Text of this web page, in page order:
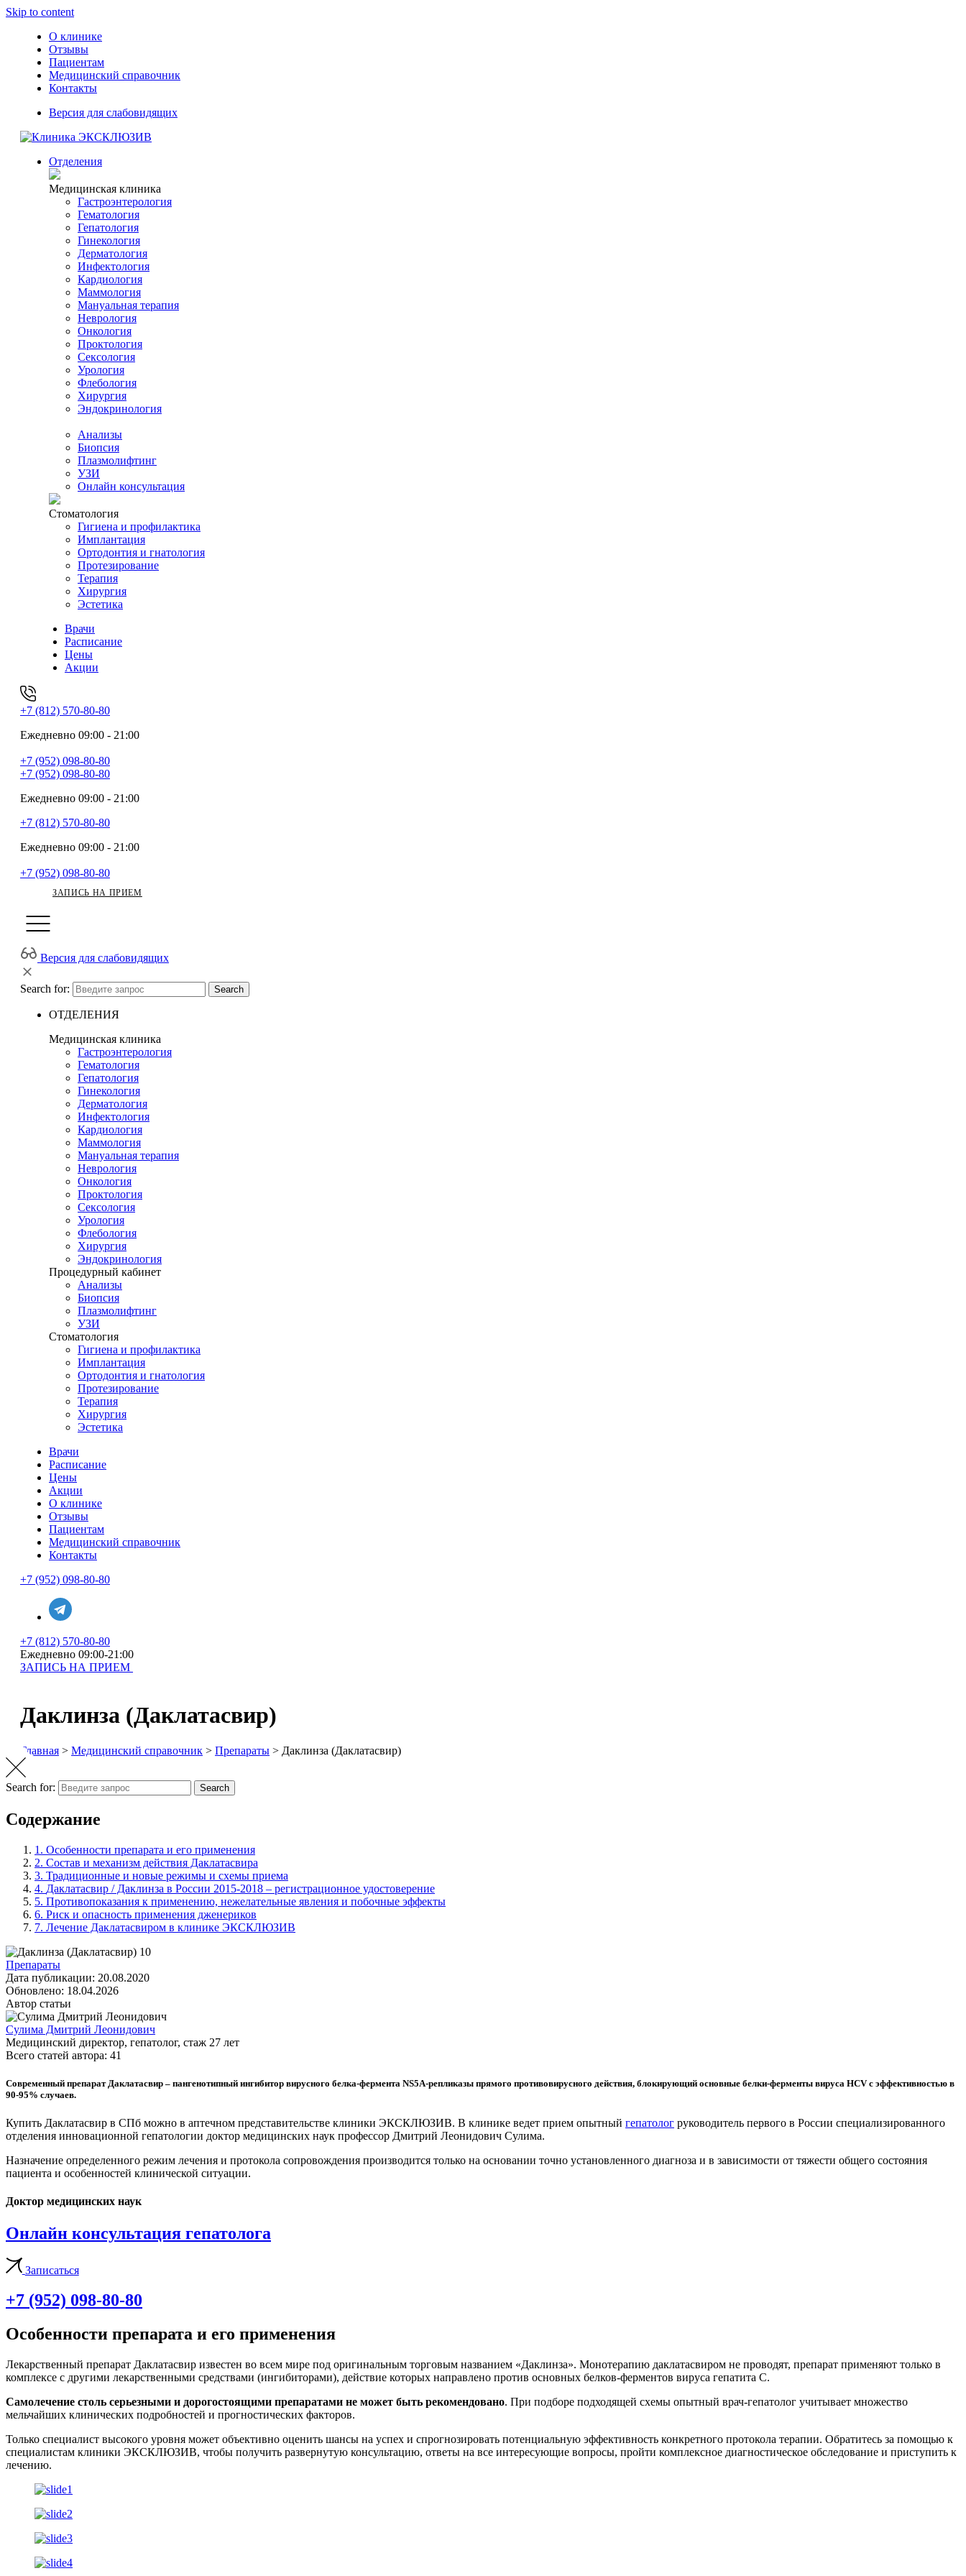
Skip to content
О клинике
Отзывы
Пациентам
Медицинский справочник
Контакты
Версия для слабовидящих
Отделения
Медицинская клиника
Гастроэнтерология
Гематология
Гепатология
Гинекология
Дерматология
Инфектология
Кардиология
Маммология
Мануальная терапия
Неврология
Онкология
Проктология
Сексология
Урология
Флебология
Хирургия
Эндокринология
Анализы
Биопсия
Плазмолифтинг
УЗИ
Онлайн консультация
Стоматология
Гигиена и профилактика
Имплантация
Ортодонтия и гнатология
Протезирование
Терапия
Хирургия
Эстетика
Врачи
Расписание
Цены
Акции
+7 (812) 570-80-80
Ежедневно 09:00 - 21:00
+7 (952) 098-80-80
+7 (952) 098-80-80
Ежедневно 09:00 - 21:00
+7 (812) 570-80-80
Ежедневно 09:00 - 21:00
+7 (952) 098-80-80
ЗАПИСЬ НА ПРИЕМ
Версия для слабовидящих
Search for: Search
ОТДЕЛЕНИЯ
Медицинская клиника
Гастроэнтерология
Гематология
Гепатология
Гинекология
Дерматология
Инфектология
Кардиология
Маммология
Мануальная терапия
Неврология
Онкология
Проктология
Сексология
Урология
Флебология
Хирургия
Эндокринология
Процедурный кабинет
Анализы
Биопсия
Плазмолифтинг
УЗИ
Стоматология
Гигиена и профилактика
Имплантация
Ортодонтия и гнатология
Протезирование
Терапия
Хирургия
Эстетика
Врачи
Расписание
Цены
Акции
О клинике
Отзывы
Пациентам
Медицинский справочник
Контакты
+7 (952) 098-80-80
+7 (812) 570-80-80
Ежедневно 09:00-21:00
ЗАПИСЬ НА ПРИЕМ
Даклинза (Даклатасвир)
Главная > Медицинский справочник > Препараты > Даклинза (Даклатасвир)
Search for: Search
Содержание
1. Особенности препарата и его применения
2. Состав и механизм действия Даклатасвира
3. Традиционные и новые режимы и схемы приема
4. Даклатасвир / Даклинза в России 2015-2018 – регистрационное удостоверение
5. Противопоказания к применению, нежелательные явления и побочные эффекты
6. Риск и опасность применения дженериков
7. Лечение Даклатасвиром в клинике ЭКСКЛЮЗИВ
Препараты
Дата публикации: 20.08.2020
Обновлено: 18.04.2026
Автор статьи
Сулима Дмитрий Леонидович
Медицинский директор, гепатолог, стаж 27 лет
Всего статей автора: 41
Современный препарат Даклатасвир – пангенотипный ингибитор вирусного белка-фермента NS5A-репликазы прямого противовирусного действия, блокирующий основные белки-ферменты вируса HCV с эффективностью в
90-95% случаев.
Купить Даклатасвир в СПб можно в аптечном представительстве клиники ЭКСКЛЮЗИВ. В клинике ведет прием опытный гепатолог руководитель первого в России специализированного
отделения инновационной гепатологии доктор медицинских наук профессор Дмитрий Леонидович Сулима.
Назначение определенного режим лечения и протокола сопровождения производится только на основании точно установленного диагноза и в зависимости от тяжести общего состояния
пациента и особенностей клинической ситуации.
Доктор медицинских наук
Онлайн консультация гепатолога
Записаться
+7 (952) 098-80-80
Особенности препарата и его применения
Лекарственный препарат Даклатасвир известен во всем мире под оригинальным торговым названием «Даклинза». Монотерапию даклатасвиром не проводят, препарат применяют только в
комплексе с другими лекарственными средствами (ингибиторами), действие которых направлено против основных белков-ферментов вируса гепатита С.
Самолечение столь серьезными и дорогостоящими препаратами не может быть рекомендовано. При подборе подходящей схемы опытный врач-гепатолог учитывает множество
мельчайших клинических подробностей и прогностических факторов.
Только специалист высокого уровня может объективно оценить шансы на успех и спрогнозировать потенциальную эффективность конкретного протокола терапии. Обратитесь за помощью к
специалистам клиники ЭКСКЛЮЗИВ, чтобы получить развернутую консультацию, ответы на все интересующие вопросы, пройти комплексное диагностическое обследование и приступить к
лечению.